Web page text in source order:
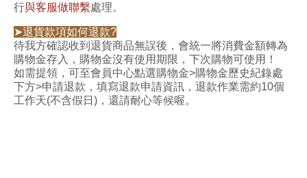
行與客服做聯繫處理。
➤退貨款項如何退款?
待我方確認收到退貨商品無誤後，會統一將消費金額轉為
購物金存入，購物金沒有使用期限，下次購物可使用！
如需提領，可至會員中心點選購物金>購物金歷史紀錄處
下方>申請退款，填寫退款申請資訊，退款作業需約10個
工作天(不含假日)，還請耐心等候喔。